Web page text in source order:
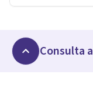
Consulta